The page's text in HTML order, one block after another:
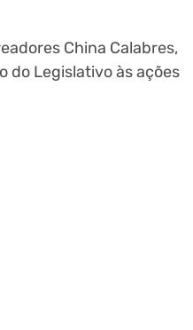
China Calabres,
do Legislativo às ações